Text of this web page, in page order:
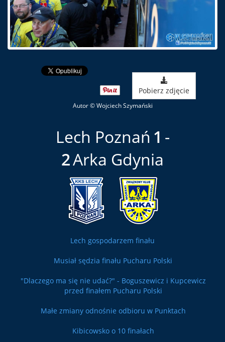
Pobierz zdjęcie
Autor © Wojciech Szymański
Lech Poznań 1
2Arka Gdynia
Lech gospodarzem finału
Musiał sędzia finału Pucharu Polski
"Dlaczego ma się nie udać?" - Boguszewicz i Kupcewicz
przed finałem Pucharu Polski
Małe zmiany odnośnie odbioru w Punktach
Kibicowsko o 10 finałach